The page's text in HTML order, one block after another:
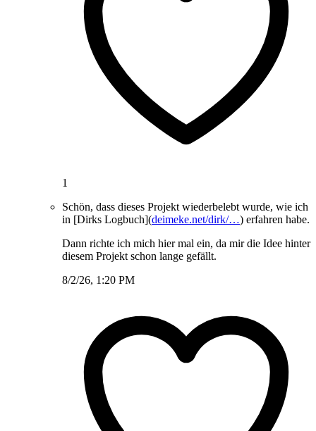
1
Schön, dass dieses Projekt wiederbelebt wurde, wie ich
in [Dirks Logbuch](deimeke.net/dirk/…) erfahren habe.
Dann richte ich mich hier mal ein, da mir die Idee hinter
diesem Projekt schon lange gefällt.
8/2/26, 1:20 PM